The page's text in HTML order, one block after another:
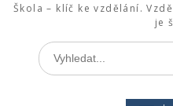
Škola – klíč ke vzdělání.
je
Search
for: